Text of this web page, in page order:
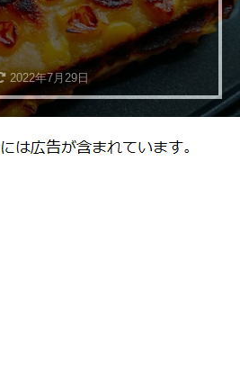
2022年7月29日